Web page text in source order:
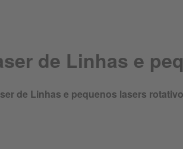
de Linhas e
de Linhas e pequenos lasers